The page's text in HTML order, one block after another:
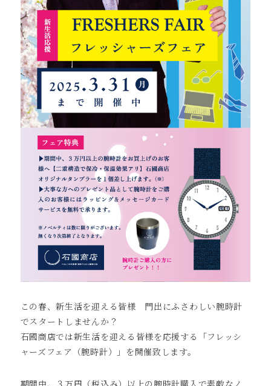
この春、新生活を迎える皆様 門出にふさわしい腕時計
でスタートしませんか？
石國商店では新生活を迎える皆様を応援する「フレッシ
ャーズフェア（腕時計）」を開催致します。